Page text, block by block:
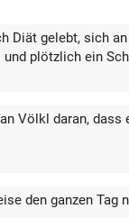
Diät gelebt, sich
plötzlich ein
Völkl daran, dass
den ganzen Tag